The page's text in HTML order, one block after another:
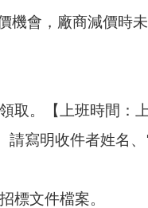
機會，廠商減價時
取。【上班時間：
寫明收件者姓名
標文件檔案。